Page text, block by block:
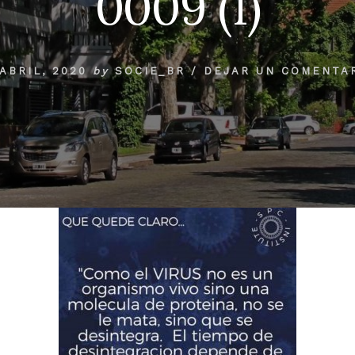
2020 by SOCIE_BR / DEJAR UN